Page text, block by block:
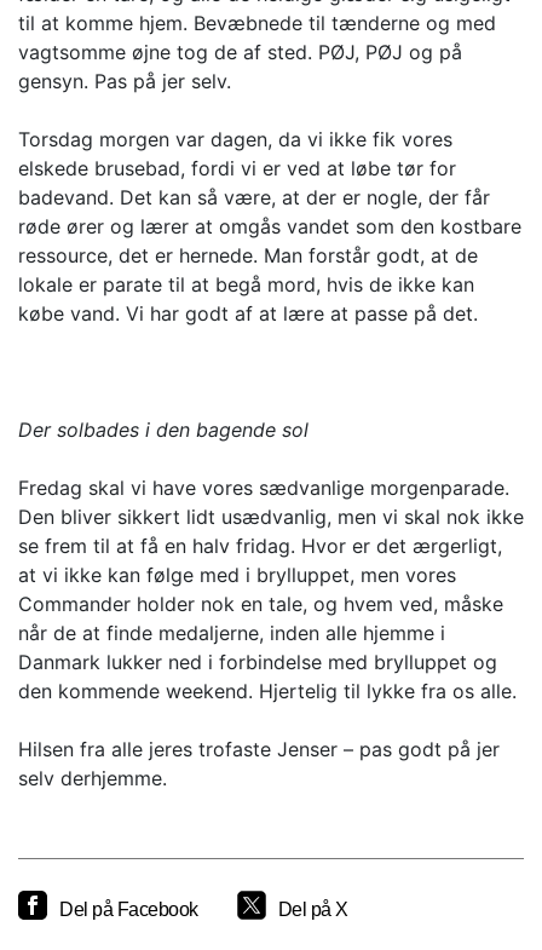
til at komme hjem. Bevæbnede til tænderne og med
vagtsomme øjne tog de af sted. PØJ, PØJ og på
gensyn. Pas på jer selv.
Torsdag morgen var dagen, da vi ikke fik vores
elskede brusebad, fordi vi er ved at løbe tør for
badevand. Det kan så være, at der er nogle, der får
røde ører og lærer at omgås vandet som den kostbare
ressource, det er hernede. Man forstår godt, at de
lokale er parate til at begå mord, hvis de ikke kan
købe vand. Vi har godt af at lære at passe på det.
Der solbades i den bagende sol
Fredag skal vi have vores sædvanlige morgenparade.
Den bliver sikkert lidt usædvanlig, men vi skal nok ikke
se frem til at få en halv fridag. Hvor er det ærgerligt,
at vi ikke kan følge med i brylluppet, men vores
Commander holder nok en tale, og hvem ved, måske
når de at finde medaljerne, inden alle hjemme i
Danmark lukker ned i forbindelse med brylluppet og
den kommende weekend. Hjertelig til lykke fra os alle.
Hilsen fra alle jeres trofaste Jenser – pas godt på jer
selv derhjemme.
Del på Facebook Del på X